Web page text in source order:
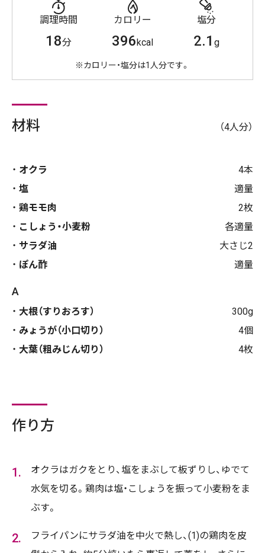
調理時間
18分
カロリー
396kcal
塩分
2.1g
※カロリー・塩分は1人分です。
材料 （4人分）
オクラ
4本
塩
適量
鶏モモ肉
2枚
こしょう・小麦粉
各適量
サラダ油
大さじ2
ぽん酢
適量
A
大根（すりおろす）
300g
みょうが（小口切り）
4個
大葉（粗みじん切り）
4枚
作り方
オクラはガクをとり、塩をまぶして板ずりし、ゆでて
水気を切る。鶏肉は塩・こしょうを振って小麦粉をま
ぶす。
フライパンにサラダ油を中火で熱し、(1)の鶏肉を皮